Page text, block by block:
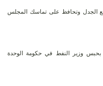
الجدل وتحافظ على تماسك المجلس
بحبس وزير النفط في حكومة الوحدة